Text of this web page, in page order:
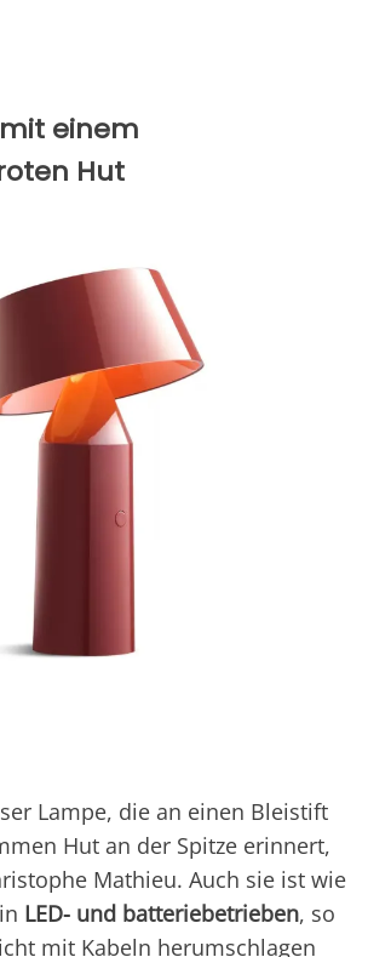
einem
Hut
Lampe, die an einen Bleistift
Hut an der Spitze erinnert,
Mathieu. Auch sie ist wie
LED- und batteriebetrieben, so
mit Kabeln herumschlagen